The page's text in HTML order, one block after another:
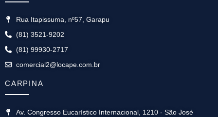
Rua Itapissuma, nº57, Garapu
(81) 3521-9202
(81) 99930-2717
comercial2@locape.com.br
CARPINA
Av. Congresso Eucarístico Internacional, 1210 - São José